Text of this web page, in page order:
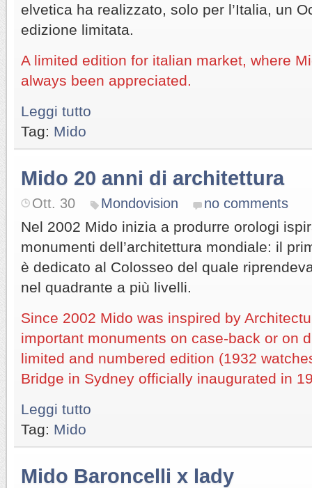
elvetica ha realizzato, solo per l’Italia, un
edizione limitata.
A limited edition for italian market, where
always been appreciated.
Leggi tutto
Tag: Mido
Mido 20 anni di architettura
Ott. 30 Mondovision no comments
Nel 2002 Mido inizia a produrre orologi
monumenti dell’architettura mondiale: il
è dedicato al Colosseo del quale
nel quadrante a più livelli.
Since 2002 Mido was inspired by
important monuments on case-back or on
limited and numbered edition (1932
Bridge in Sydney officially inaugurated in
Leggi tutto
Tag: Mido
Mido Baroncelli x lady